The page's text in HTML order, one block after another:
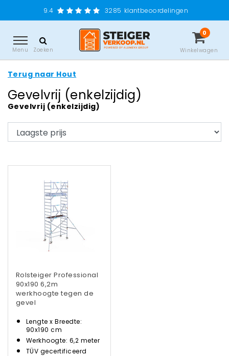
9.4 3285 klantbeoordelingen
Menu Zoeken
0
Winkelwagen
Terug naar Hout
Gevelvrij (enkelzijdig)
Gevelvrij (enkelzijdig)
Rolsteiger Professional
90x190 6,2m
werkhoogte tegen de
gevel
Lengte x Breedte:
90x190 cm
Werkhoogte: 6,2 meter
TÜV gecertificeerd